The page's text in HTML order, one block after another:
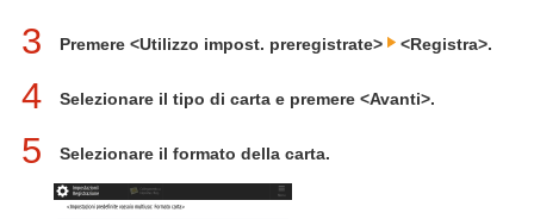
3 Premere <Utilizzo impost. preregistrate> <Registra>.
4 Selezionare il tipo di carta e premere <Avanti>.
5 Selezionare il formato della carta.